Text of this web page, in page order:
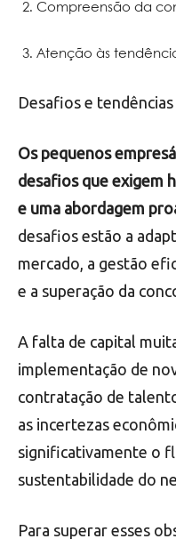
Compreensão da
Atenção às
Desafios e
Os pequenos
desafios que exigem
e uma abordagem
desafios estão a
mercado, a gestão
e a superação da
A falta de capital
implementação de
contratação de
as incertezas
significativamente o
sustentabilidade do
Para superar esses